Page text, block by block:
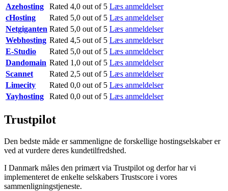
Azehosting
Rated 4,0 out of 5 Læs anmeldelser
cHosting
Rated 5,0 out of 5 Læs anmeldelser
Netgiganten Rated 5,0 out of 5 Læs anmeldelser
Webhosting Rated 4,5 out of 5 Læs anmeldelser
E-Studio
Rated 5,0 out of 5 Læs anmeldelser
Dandomain Rated 1,0 out of 5 Læs anmeldelser
Scannet
Rated 2,5 out of 5 Læs anmeldelser
Limecity
Rated 0,0 out of 5 Læs anmeldelser
Yayhosting
Rated 0,0 out of 5 Læs anmeldelser
Trustpilot
Den bedste måde er sammenligne de forskellige hostingselskaber er
ved at vurdere deres kundetilfredshed.
I Danmark måles den primært via Trustpilot og derfor har vi
implementeret de enkelte selskabers Trustscore i vores
sammenligningstjeneste.